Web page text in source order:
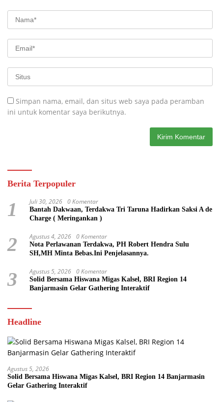
Simpan nama, email, dan situs web saya pada peramban
ini untuk komentar saya berikutnya.
Berita Terpopuler
1 Juli 30, 2026 0 Komentar
Bantah Dakwaan, Terdakwa Tri Taruna Hadirkan Saksi A de
Charge ( Meringankan )
2 Agustus 4, 2026 0 Komentar
Nota Perlawanan Terdakwa, PH Robert Hendra Sulu
SH,MH Minta Bebas.Ini Penjelasannya.
3 Agustus 5, 2026 0 Komentar
Solid Bersama Hiswana Migas Kalsel, BRI Region 14
Banjarmasin Gelar Gathering Interaktif
Headline
Agustus 5, 2026
Solid Bersama Hiswana Migas Kalsel, BRI Region 14 Banjarmasin
Gelar Gathering Interaktif